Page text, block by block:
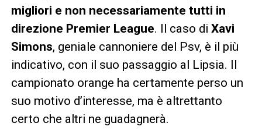
migliori e non necessariamente tutti in
direzione Premier League. Il caso di Xavi
Simons, geniale cannoniere del Psv, è il più
indicativo, con il suo passaggio al Lipsia. Il
campionato orange ha certamente perso un
suo motivo d’interesse, ma è altrettanto
certo che altri ne guadagnerà.